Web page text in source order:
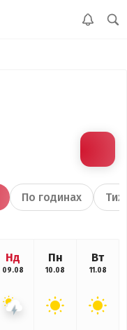
По годинах
Нд
09.08
Пн
10.08
Вт
11.08